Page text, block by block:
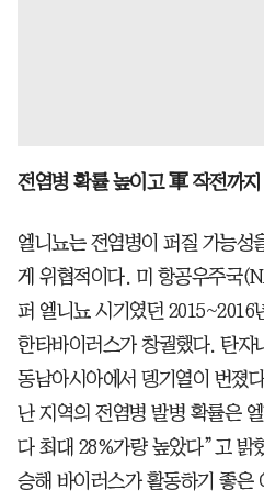
전염병 확률 높이고 軍 작전까
엘니뇨는 전염병이 퍼질 가능성
게 위협적이다. 미 항공우주국
퍼 엘니뇨 시기였던 2015~2016
한타바이러스가 창궐했다. 탄자
동남아시아에서 뎅기열이 번졌
난 지역의 전염병 발병 확률은
다 최대 28%가량 높았다”고 밝
승해 바이러스가 활동하기 좋은